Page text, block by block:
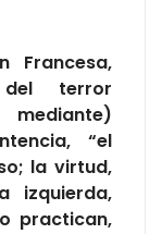
Francesa,
del terror
“el
la virtud,
izquierda,
practican,